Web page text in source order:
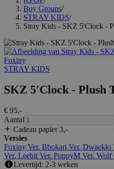
Boy Groups/
STRAY KIDS/
Stray Kids - SKZ 5'Clock -
STRAY KIDS
SKZ 5'Clock - Plush
€ 95,-
Aantal
Cadeau papier 3,-
Versies
Foxiny Ver. Bbokari Ver. Dwaekki
Ver. Leebit Ver. PuppyM Ver. Wolf
Levertijd: 2-3 weken